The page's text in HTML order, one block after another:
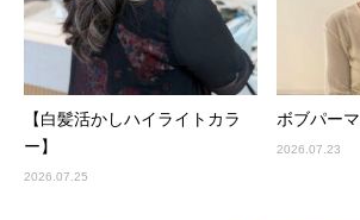
【白髪活かしハイライトカラ
ー】
2026.07.25
ボブパーマ
2026.07.23